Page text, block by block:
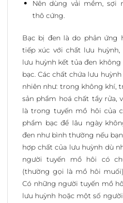
Nên dùng vải mềm, sợi
thô cứng.
Bạc bị đen là do phản ứng
tiếp xúc với chất lưu
lưu huỳnh kết tủa đen
bạc. Các chất chứa lưu
nhiên như: trong không khí,
sản phẩm hoá chất tẩy rửa,
là trong tuyến mồ hôi của
phẩm bạc để lâu ngày
đen như bình thường nếu
hợp chất của lưu huỳnh dù
người tuyến mồ hôi có
(thường gọi là mồ hôi
Có những người tuyến mồ
lưu huỳnh hoặc một số